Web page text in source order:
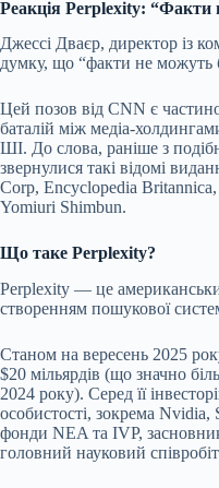
Реакція Perplexity: “Факти
Джессі Дваєр, директор із
думку, що “факти не можуть
Цей позов від CNN є
баталій між медіа-
ШІ. До слова, раніше з
звернулися такі відомі
Corp, Encyclopedia Britannica,
Yomiuri Shimbun.
Що таке Perplexity?
Perplexity — це
створенням пошукової
Станом на вересень 2025
$20 мільярдів (що значно
2024 року). Серед її
особистості, зокрема
фонди NEA та IVP,
головний науковий